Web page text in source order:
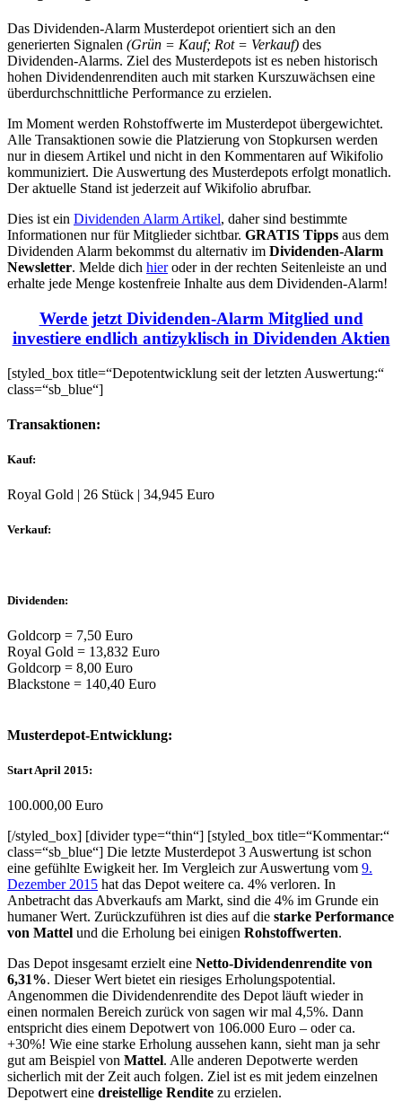
Das Dividenden-Alarm Musterdepot orientiert sich an den
generierten Signalen (Grün = Kauf; Rot = Verkauf) des
Dividenden-Alarms. Ziel des Musterdepots ist es neben historisch
hohen Dividendenrenditen auch mit starken Kurszuwächsen eine
überdurchschnittliche Performance zu erzielen.
Im Moment werden Rohstoffwerte im Musterdepot übergewichtet.
Alle Transaktionen sowie die Platzierung von Stopkursen werden
nur in diesem Artikel und nicht in den Kommentaren auf Wikifolio
kommuniziert. Die Auswertung des Musterdepots erfolgt monatlich.
Der aktuelle Stand ist jederzeit auf Wikifolio abrufbar.
Dies ist ein Dividenden Alarm Artikel, daher sind bestimmte
Informationen nur für Mitglieder sichtbar. GRATIS Tipps aus dem
Dividenden Alarm bekommst du alternativ im Dividenden-Alarm
Newsletter. Melde dich hieroder in der rechten Seitenleiste an und
erhalte jede Menge kostenfreie Inhalte aus dem Dividenden-Alarm!
Werde jetzt Dividenden-Alarm Mitglied und
investiere endlich antizyklisch in Dividenden Aktien
[styled_box title=“Depotentwicklung seit der letzten Auswertung:“
class=“sb_blue“]
Transaktionen:
Kauf:
Royal Gold | 26 Stück | 34,945 Euro
Verkauf:
Dividenden:
Goldcorp = 7,50 Euro
Royal Gold = 13,832 Euro
Goldcorp = 8,00 Euro
Blackstone = 140,40 Euro
Musterdepot-Entwicklung:
Start April 2015:
100.000,00 Euro
[/styled_box] [divider type=“thin“] [styled_box title=“Kommentar:“
class=“sb_blue“] Die letzte Musterdepot 3 Auswertung ist schon
eine gefühlte Ewigkeit her. Im Vergleich zur Auswertung vom 9.
Dezember 2015 hat das Depot weitere ca. 4% verloren. In
Anbetracht das Abverkaufs am Markt, sind die 4% im Grunde ein
humaner Wert. Zurückzuführen ist dies auf die starke Performance
von Mattel und die Erholung bei einigen Rohstoffwerten.
Das Depot insgesamt erzielt eine Netto-Dividendenrendite von
6,31%. Dieser Wert bietet ein riesiges Erholungspotential.
Angenommen die Dividendenrendite des Depot läuft wieder in
einen normalen Bereich zurück von sagen wir mal 4,5%. Dann
entspricht dies einem Depotwert von 106.000 Euro – oder ca.
+30%! Wie eine starke Erholung aussehen kann, sieht man ja sehr
gut am Beispiel von Mattel. Alle anderen Depotwerte werden
sicherlich mit der Zeit auch folgen. Ziel ist es mit jedem einzelnen
Depotwert eine dreistellige Rendite zu erzielen.